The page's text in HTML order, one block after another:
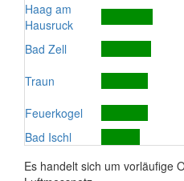
Haag am
Hausruck
Bad Zell
Traun
Feuerkogel
Bad Ischl
Es handelt sich um vorläufige